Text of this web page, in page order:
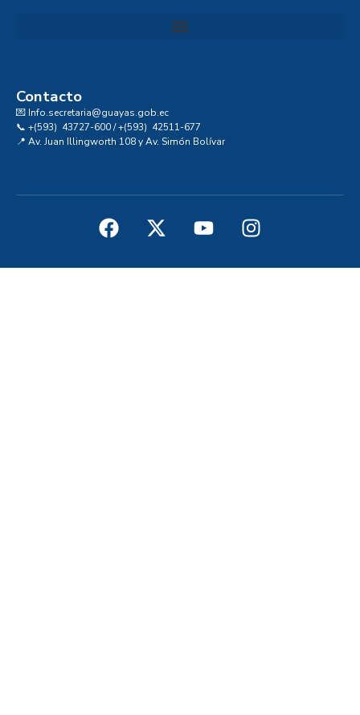
Contacto
💌 Info.secretaria@guayas.gob.ec
📞 +(593) 43727-600 / +(593) 42511-677
📍 Av. Juan Illingworth 108 y Av. Simón Bolívar